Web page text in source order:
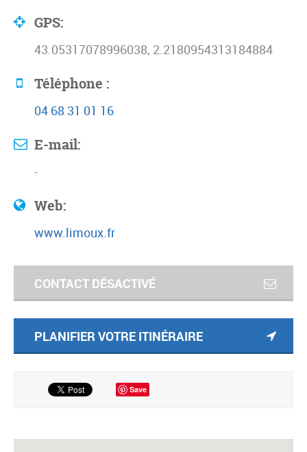
GPS:
43.05317078996038, 2.2180954313184884
Téléphone :
04 68 31 01 16
E-mail:
-
Web:
www.limoux.fr
CONTACT DÉSACTIVÉ
PLANIFIER VOTRE ITINÉRAIRE
Save